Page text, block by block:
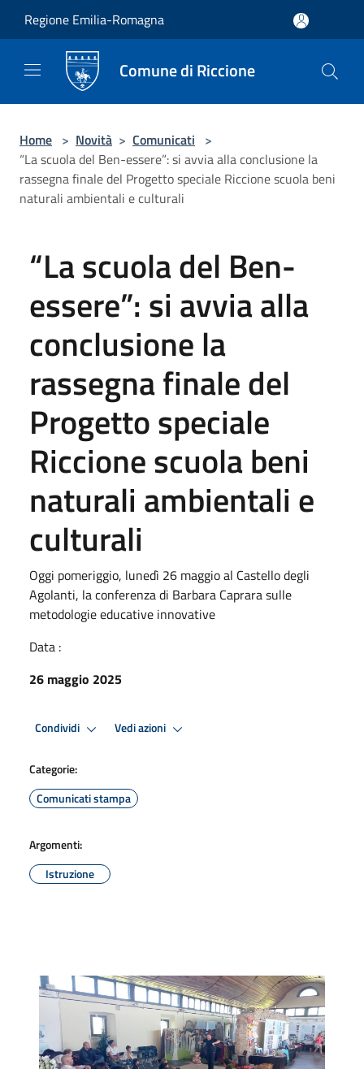
Regione Emilia-Romagna
Comune di Riccione
Home > Novità > Comunicati >
“La scuola del Ben-essere”: si avvia alla conclusione la
rassegna finale del Progetto speciale Riccione scuola beni
naturali ambientali e culturali
“La scuola del Ben-
essere”: si avvia alla
conclusione la
rassegna finale del
Progetto speciale
Riccione scuola beni
naturali ambientali e
culturali
Oggi pomeriggio, lunedì 26 maggio al Castello degli
Agolanti, la conferenza di Barbara Caprara sulle
metodologie educative innovative
Data :
26 maggio 2025
Condividi Vedi azioni
Categorie:
Comunicati stampa
Argomenti:
Istruzione